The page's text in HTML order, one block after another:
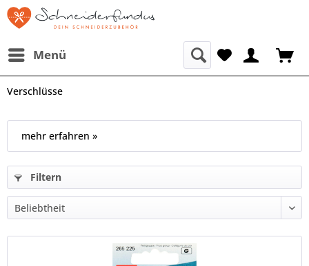
Menü
Verschlüsse
mehr erfahren »
Filtern